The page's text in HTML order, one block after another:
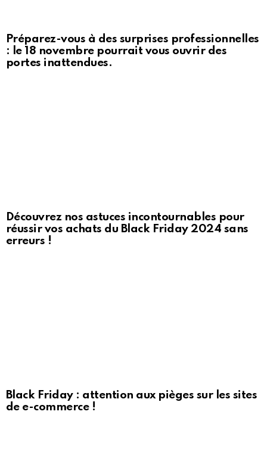
Préparez-vous à des surprises professionnelles
: le 18 novembre pourrait vous ouvrir des
portes inattendues.
Découvrez nos astuces incontournables pour
réussir vos achats du Black Friday 2024 sans
erreurs !
Black Friday : attention aux pièges sur les sites
de e-commerce !